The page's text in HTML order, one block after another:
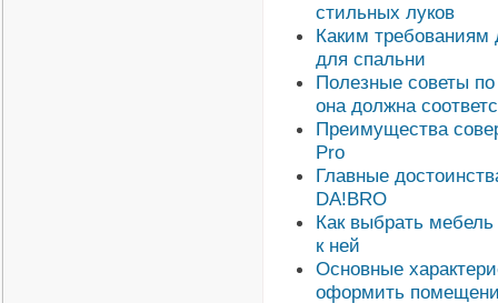
стильных луков
Каким требованиям
для спальни
Полезные советы
она должна
Преимущества
Pro
Главные
DA!BRO
Как выбрать мебель
к ней
Основные
оформить